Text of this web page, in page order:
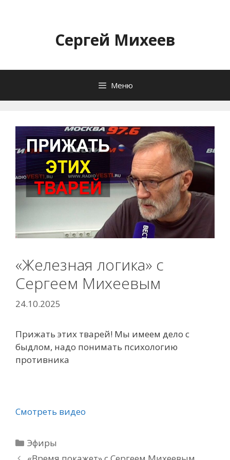
содержимомуСергей Михеев
Меню
«Железная логика» с
Сергеем Михеевым
24.10.2025
Прижать этих тварей! Мы имеем дело с
быдлом, надо понимать психологию
противника
Смотреть видео
Рубрики
Эфиры